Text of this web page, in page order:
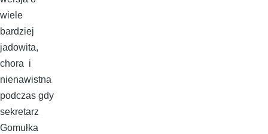
wiele
bardziej
jadowita,
chora i
nienawistna
podczas gdy
sekretarz
Gomułka